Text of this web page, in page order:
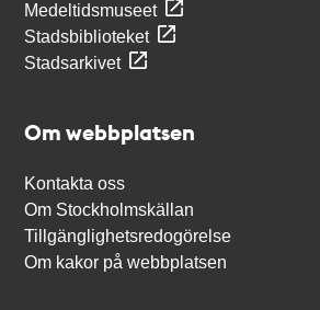
Medeltidsmuseet
Stadsbiblioteket
Stadsarkivet
Om webbplatsen
Kontakta oss
Om Stockholmskällan
Tillgänglighetsredogörelse
Om kakor på webbplatsen